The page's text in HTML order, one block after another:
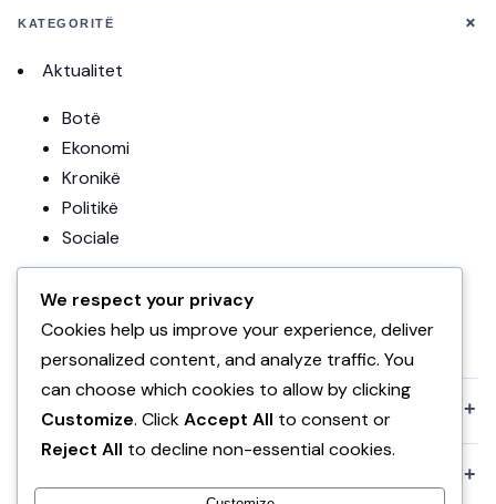
KATEGORITË +
Aktualitet
Botë
Ekonomi
Kronikë
Politikë
Sociale
Teknologji
Uncategorized
+
+
We respect your privacy
Cookies help us improve your experience, deliver
personalized content, and analyze traffic. You
can choose which cookies to allow by clicking
Customize. ClickAccept All to consent or
Reject All to decline non-essential cookies.